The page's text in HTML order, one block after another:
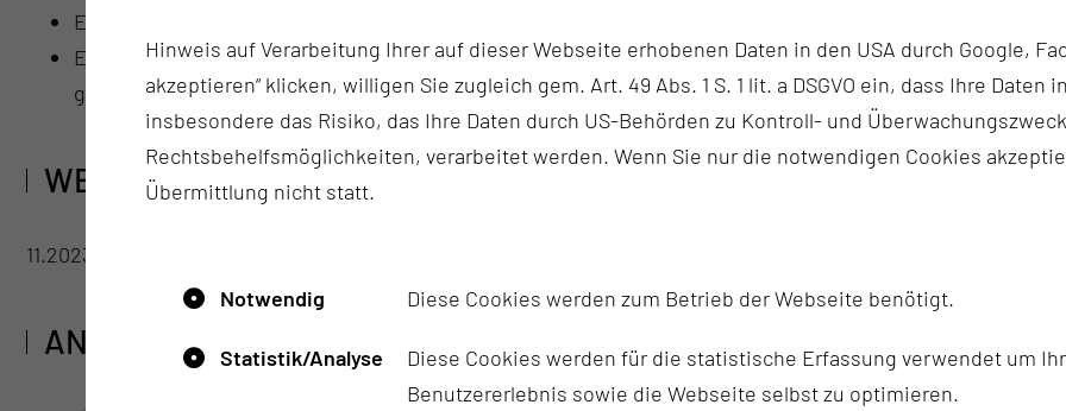
Es werden zudem keine zusätzlichen Systeme erstellt, sondern soll eine Integration in der vorhandenen
Es sollen digitale Musterprozesse entwickelt und getestet werden, um mit diese danach die Ausbildung
gestalten.
WELCHE LAUFZEIT HAT DAS PROJEKT?
11.2023 - 10.2025
ANSPRECHPARTNER
Hinweis auf Verarbeitung Ihrer auf dieser Webseite erhobenen Daten in den USA durch Google,
akzeptieren“ klicken, willigen Sie zugleich gem. Art. 49 Abs. 1 S. 1 lit. a DSGVO ein, dass Ihre
insbesondere das Risiko, das Ihre Daten durch US-Behörden zu Kontroll- und
Rechtsbehelfsmöglichkeiten, verarbeitet werden. Wenn Sie nur die notwendigen Cookies
Übermittlung nicht statt.
Notwendig Diese Cookies werden zum Betrieb der Webseite benötigt.
Statistik/Analyse
Diese Cookies werden für die statistische Erfassung verwendet um Ihr
Benutzererlebnis sowie die Webseite selbst zu optimieren.